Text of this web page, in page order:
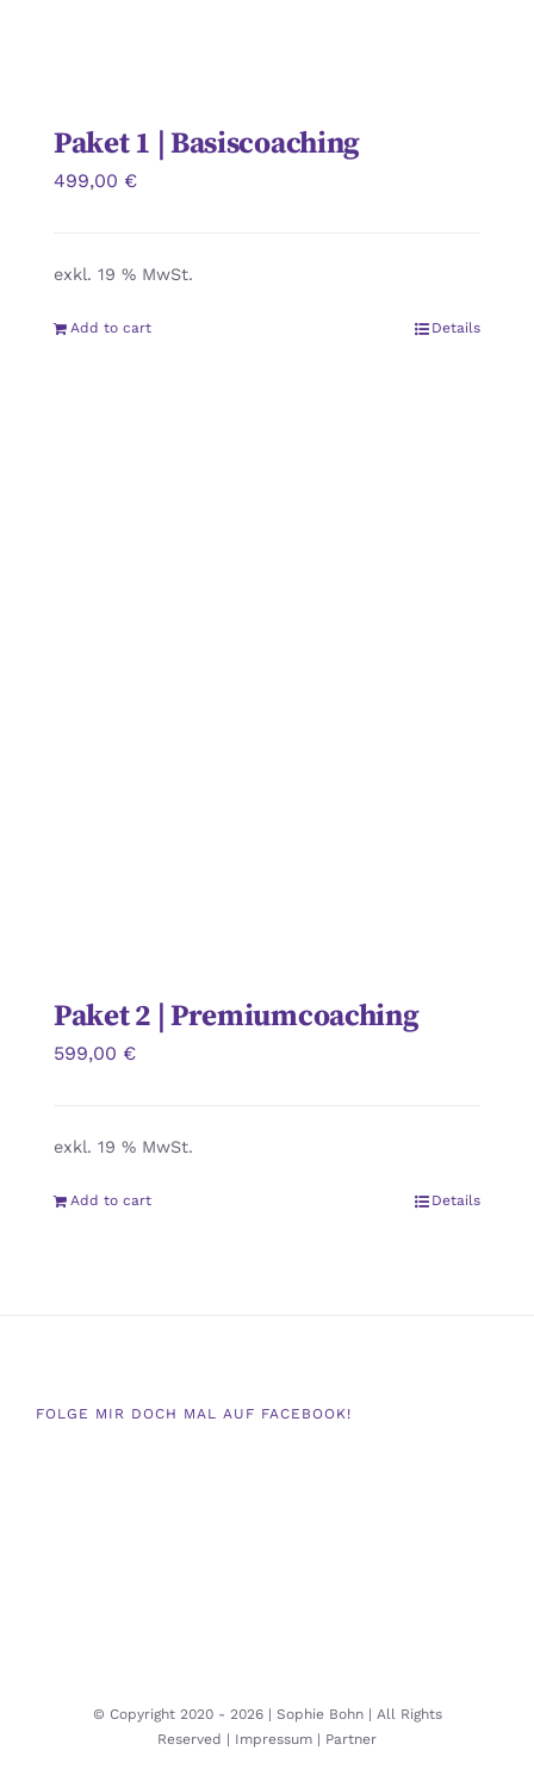
Paket 1 | Basiscoaching
499,00 €
exkl. 19 % MwSt.
Add to cart Details
Paket 2 | Premiumcoaching
599,00 €
exkl. 19 % MwSt.
Add to cart Details
FOLGE MIR DOCH MAL AUF FACEBOOK!
© Copyright 2020 - 2026 | Sophie Bohn | All Rights
Reserved | Impressum | Partner